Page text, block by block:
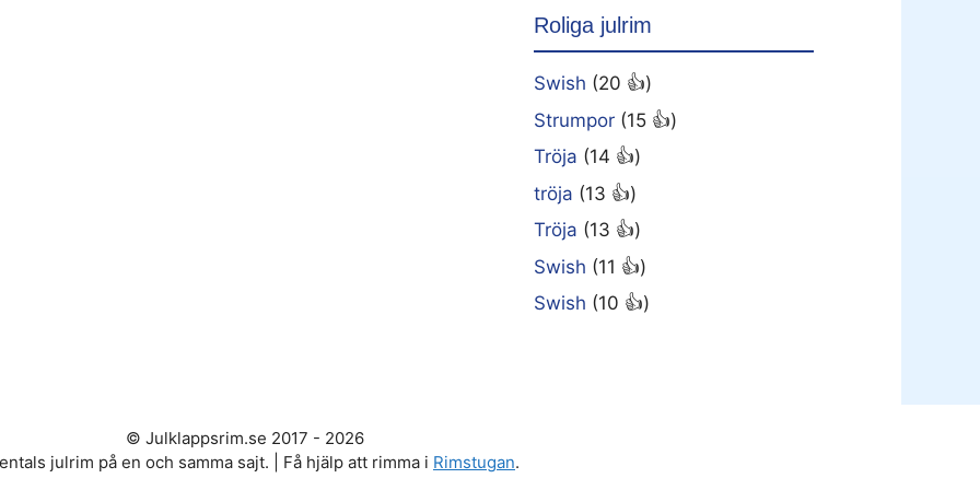
Roliga julrim
Swish (20 👍)
Strumpor (15 👍)
Tröja (14 👍)
tröja (13 👍)
Tröja (13 👍)
Swish (11 👍)
Swish (10 👍)
© Julklappsrim.se 2017 - 2026
julrim på en och samma sajt. | Få hjälp att rimma i Rimstugan.